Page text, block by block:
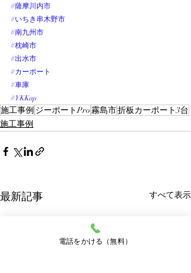
#薩摩川内市
#いちき串木野市
#南九州市
#枕崎市
#出水市
#カーポート
#車庫
#YKKap
施工事例 ジーポートPro霧島市折板カーポート3台
施工事例
最新記事 すべて表示
電話をかける（無料）